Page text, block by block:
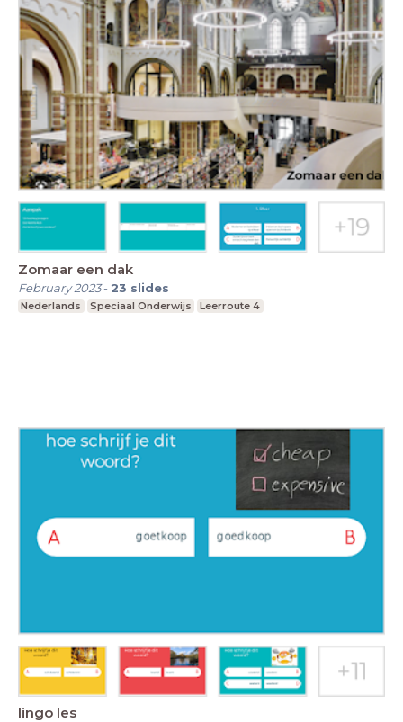
Zomaar een dak
February 2023- 23 slides
Nederlands Speciaal Onderwijs Leerroute 4
lingo les